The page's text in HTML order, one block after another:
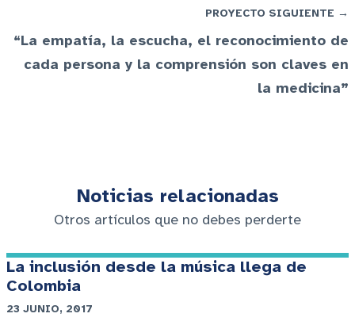
PROYECTO SIGUIENTE →
“La empatía, la escucha, el reconocimiento de
cada persona y la comprensión son claves en
la medicina”
Noticias relacionadas
Otros artículos que no debes perderte
La inclusión desde la música llega de
Colombia
23 JUNIO, 2017